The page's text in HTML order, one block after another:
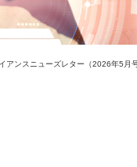
アンスニューズレター（2026年5月号